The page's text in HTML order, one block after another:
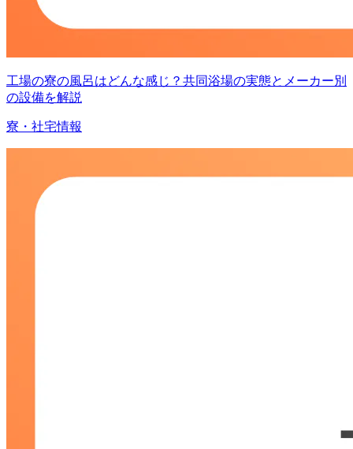
工場の寮の風呂はどんな感じ？共同浴場の実態とメーカー別
の設備を解説
寮・社宅情報